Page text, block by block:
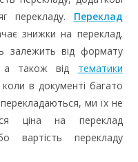
перекладу. Переклад
знижки на переклад.
залежить від формату
також від тематики
в документі багато
ми їх не
ціна на переклад
вартість перекладу